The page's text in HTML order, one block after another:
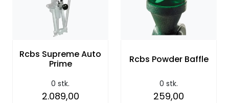
Rcbs Supreme Auto
Prime
0 stk.
2.089,00
Rcbs Powder Baffle
0 stk.
259,00